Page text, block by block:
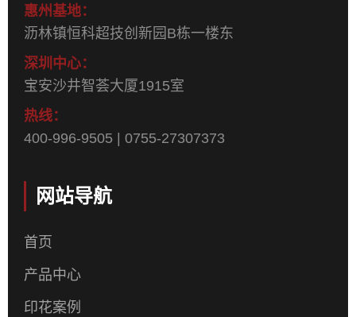
惠州基地：
沥林镇恒科超技创新园B栋一楼东
深圳中心：
宝安沙井智荟大厦1915室
热线：
400-996-9505 | 0755-27307373
网站导航
首页
产品中心
印花案例